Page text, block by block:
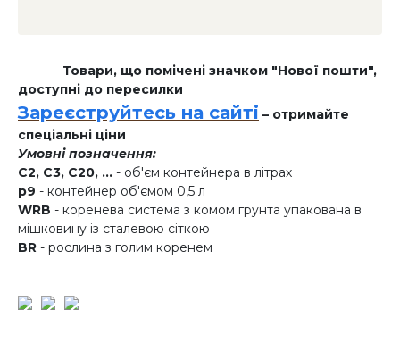
Товари, що помічені значком "Нової пошти",
доступні до пересилки
Зареєструйтесь на сайті – отримайте
спеціальні ціни
Умовні позначення:
C2, C3, C20, ... - об'єм контейнера в літрах
p9 - контейнер об'ємом 0,5 л
WRB - коренева система з комом грунта упакована в
мішковину із сталевою сіткою
BR - рослина з голим коренем